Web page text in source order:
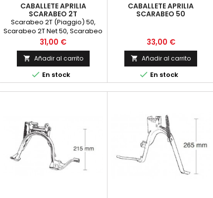
CABALLETE APRILIA
SCARABEO 2T
Scarabeo 2T (Piaggio) 50,
Scarabeo 2T Net 50, Scarabeo
Street 50, SR Ditech 2T 50, SR
Factory 2T 50, SR Street 2T
Precio
31,00 €
 Añadir al carrito
 En stock
CABALLETE APRILIA
SCARABEO 50
Precio
33,00 €
 Añadir al carrito
 En stock